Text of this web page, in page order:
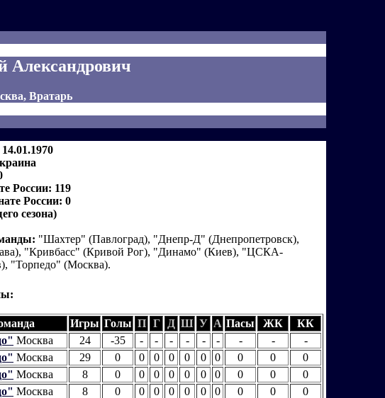
Александрович
Вратарь
России: 119
России: 0
сезона)
"Шахтер" (Павлоград), "Днепр-Д" (Днепропетровск),
"Кривбасс" (Кривой Рог), "Динамо" (Киев), "ЦСКА-
"Торпедо" (Москва).
Игры Голы П Г Д Ш У А Пасы ЖК
КК
Москва 24 -35 - - - - - - - -
-
Москва 29 0 0 0 0 0 0 0 0 0
0
Москва 8 0 0 0 0 0 0 0 0 0
0
Москва 8 0 0 0 0 0 0 0 0 0
0